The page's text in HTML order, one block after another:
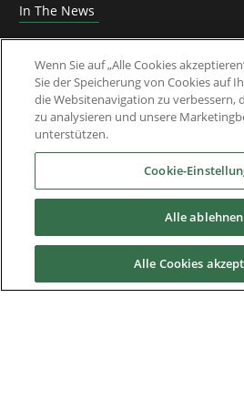
In The News
Thought Leadership
Whitepaper
Downloads
Wenn Sie auf „Alle Cookies
Sie der Speicherung von Cookies auf
die Websitenavigation zu verbessern,
zu analysieren und unsere
unterstützen.
Cookie-
Alle ablehnen
Alle Cookies